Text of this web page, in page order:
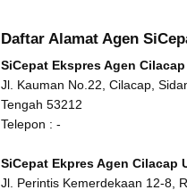
Daftar Alamat Agen
SiCepat Ekspres Agen
Jl. Kauman No.22, Cilacap,
Tengah 53212
Telepon : -
SiCepat Ekpres Agen Cilacap
Jl. Perintis Kemerdekaan 12-8,